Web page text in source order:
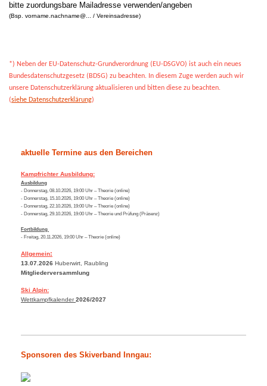
bitte zuordungsbare Mailadresse verwenden/angeben
(Bsp. vorname.nachname@... / Vereinsadresse)
*) Neben der EU-Datenschutz-Grundverordnung (EU-DSGVO) ist auch ein neues
Bundesdatenschutzgesetz (BDSG) zu beachten. In diesem Zuge werden auch wir
unsere Datenschutzerklärung aktualisieren und bitten diese zu beachten.
(siehe Datenschutzerklärung)
aktuelle Termine aus den Bereichen
Kampfrichter Ausbildung:
Ausbildung
- Donnerstag, 08.10.2026, 19:00 Uhr – Theorie (online)
- Donnerstag, 15.10.2026, 19:00 Uhr – Theorie (online)
- Donnerstag, 22.10.2026, 19:00 Uhr – Theorie (online)
- Donnerstag, 29.10.2026, 19:00 Uhr – Theorie und Prüfung (Präsenz)
Fortbildung
- Freitag, 20.11.2026, 19:00 Uhr – Theorie (online)
Allgemein:
13.07.2026 Huberwirt, Raubling
Mitgliederversammlung
Ski Alpin:
Wettkampfkalender 2026/2027
Sponsoren des Skiverband Inngau: